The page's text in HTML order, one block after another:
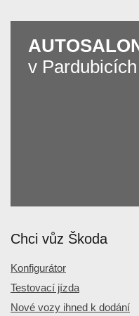
v Pardubicích
Chci vůz Škoda
Konfigurátor
Testovací jízda
Nové vozy ihned k dodání